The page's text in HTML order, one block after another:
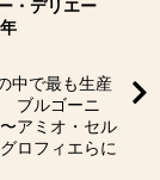
・デリエー
中で最も生産
ブルゴーニ
アミオ・セル
ロフィエらに